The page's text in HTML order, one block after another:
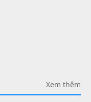
Xem thêm